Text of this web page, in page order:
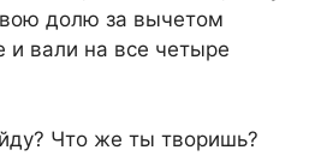
долю за вычетом
и вали на все четыре
Что же ты творишь?